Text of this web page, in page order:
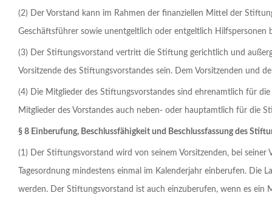
(2) Der Vorstand kann im Rahmen der finanziellen Mittel der
Geschäftsführer sowie unentgeltlich oder entgeltlich
(3) Der Stiftungsvorstand vertritt die Stiftung gerichtlich und
Vorsitzende des Stiftungsvorstandes sein. Dem Vorsitzenden und
(4) Die Mitglieder des Stiftungsvorstandes sind ehrenamtlich für
Mitglieder des Vorstandes auch neben‑ oder hauptamtlich für die
§ 8 Einberufung, Beschlussfähigkeit und Beschlussfassung des
(1) Der Stiftungsvorstand wird von seinem Vorsitzenden, bei
Tagesordnung mindestens einmal im Kalenderjahr einberufen.
werden. Der Stiftungsvorstand ist auch einzuberufen, wenn es ein